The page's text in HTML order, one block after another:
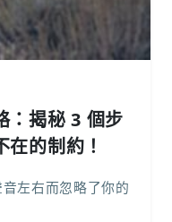
：揭秘 3 個步
的制約！
左右而忽略了你的